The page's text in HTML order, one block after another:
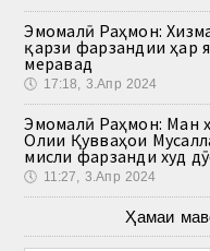
Эмомалӣ Раҳмон:
қарзи фарзандии ҳар
меравад
🕔 17:18, 3.Апр 2024
Эмомалӣ Раҳмон: Ман
Олии Қувваҳои
мисли фарзанди худ
🕔 11:27, 3.Апр 2024
Ҳамаи